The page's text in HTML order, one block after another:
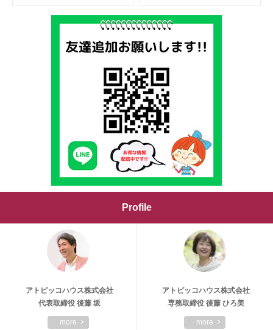
Profile
アトピッコハウス株式会社
代表取締役 後藤 坂
more
アトピッコハウス株式会社
専務取締役 後藤 ひろ美
more